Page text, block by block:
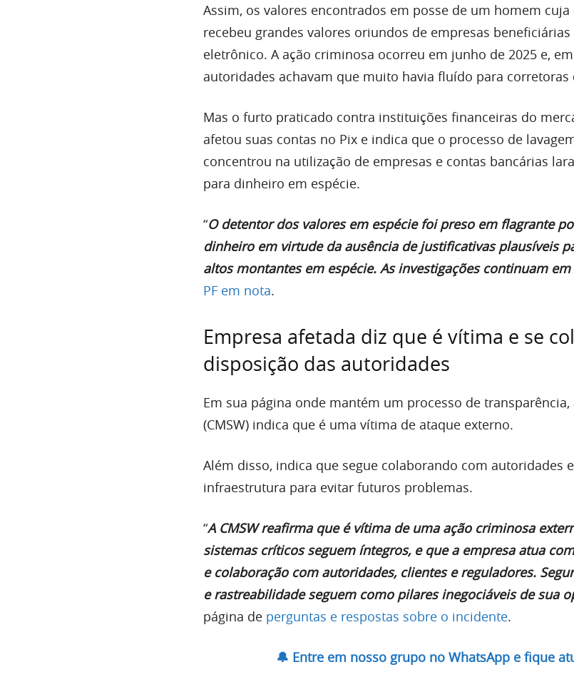
Assim, os valores encontrados em posse de um homem
recebeu grandes valores oriundos de empresas
eletrônico. A ação criminosa ocorreu em junho de 2025 e,
autoridades achavam que muito havia fluído para corretoras
Mas o furto praticado contra instituições financeiras do
afetou suas contas no Pix e indica que o processo de
concentrou na utilização de empresas e contas bancárias
para dinheiro em espécie.
“O detentor dos valores em espécie foi preso em flagrante
dinheiro em virtude da ausência de justificativas plausíveis
altos montantes em espécie. As investigações continuam
PF em nota.
Empresa afetada diz que é vítima e se
disposição das autoridades
Em sua página onde mantém um processo de transparência,
(CMSW) indica que é uma vítima de ataque externo.
Além disso, indica que segue colaborando com autoridades
infraestrutura para evitar futuros problemas.
“A CMSW reafirma que é vítima de uma ação criminosa
sistemas críticos seguem íntegros, e que a empresa atua
e colaboração com autoridades, clientes e reguladores.
e rastreabilidade seguem como pilares inegociáveis de sua
página de perguntas e respostas sobre o incidente.
🔔 Entre em nosso grupo no WhatsApp e fique